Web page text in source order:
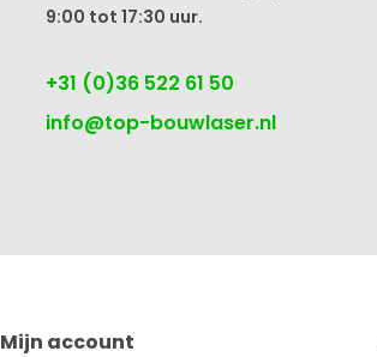
9:00 tot 17:30 uur.
+31 (0)36 522 61 50
info@top-bouwlaser.nl
Mijn account